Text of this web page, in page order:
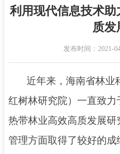
利用现代信息技术
质发
发布时间：2021-
近年来，海南省林业
红树林研究院）一直致力
热带林业高效高质发展研
管理方面取得了较好的